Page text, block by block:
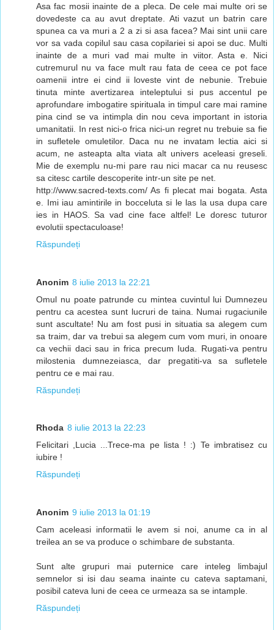
Asa fac mosii inainte de a pleca. De cele mai multe ori se
dovedeste ca au avut dreptate. Ati vazut un batrin care
spunea ca va muri a 2 a zi si asa facea? Mai sint unii care
vor sa vada copilul sau casa copilariei si apoi se duc. Multi
inainte de a muri vad mai multe in viitor. Asta e. Nici
cutremurul nu va face mult rau fata de ceea ce pot face
oamenii intre ei cind ii loveste vint de nebunie. Trebuie
tinuta minte avertizarea inteleptului si pus accentul pe
aprofundare imbogatire spirituala in timpul care mai ramine
pina cind se va intimpla din nou ceva important in istoria
umanitatii. In rest nici-o frica nici-un regret nu trebuie sa fie
in sufletele omuletilor. Daca nu ne invatam lectia aici si
acum, ne asteapta alta viata alt univers aceleasi greseli.
Mie de exemplu nu-mi pare rau nici macar ca nu reusesc
sa citesc cartile descoperite intr-un site pe net.
http://www.sacred-texts.com/ As fi plecat mai bogata. Asta
e. Imi iau amintirile in bocceluta si le las la usa dupa care
ies in HAOS. Sa vad cine face altfel! Le doresc tuturor
evolutii spectaculoase!
Răspundeți
Anonim 8 iulie 2013 la 22:21
Omul nu poate patrunde cu mintea cuvintul lui Dumnezeu
pentru ca acestea sunt lucruri de taina. Numai rugaciunile
sunt ascultate! Nu am fost pusi in situatia sa alegem cum
sa traim, dar va trebui sa alegem cum vom muri, in onoare
ca vechii daci sau in frica precum Iuda. Rugati-va pentru
milostenia dumnezeiasca, dar pregatiti-va sa sufletele
pentru ce e mai rau.
Răspundeți
Rhoda 8 iulie 2013 la 22:23
Felicitari ,Lucia ...Trece-ma pe lista ! :) Te imbratisez cu
iubire !
Răspundeți
Anonim 9 iulie 2013 la 01:19
Cam aceleasi informatii le avem si noi, anume ca in al
treilea an se va produce o schimbare de substanta.
Sunt alte grupuri mai puternice care inteleg limbajul
semnelor si isi dau seama inainte cu cateva saptamani,
posibil cateva luni de ceea ce urmeaza sa se intample.
Răspundeți